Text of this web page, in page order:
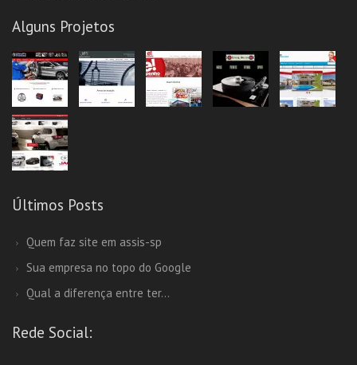
Alguns Projetos
Últimos Posts
Quem faz site em assis-sp
Sua empresa no topo do Google
Qual a diferença entre ter...
Rede Social: